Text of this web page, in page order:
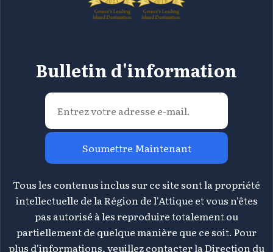
Bulletin d'information
Soumettre Maintenant
Tous les contenus inclus sur ce site sont la propriété
intellectuelle de la Région de l'Attique et vous n'êtes
pas autorisé à les reproduire totalement ou
partiellement de quelque manière que ce soit. Pour
plus d'informations, veuillez contacter la Direction du